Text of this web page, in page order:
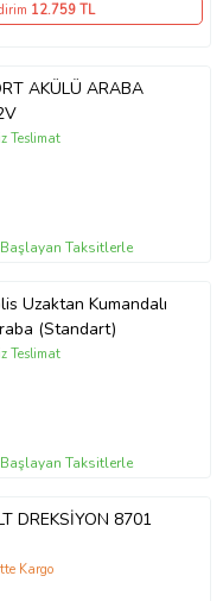
12.759TL
AKÜLÜ ARABA
Teslimat
Taksitlerle
Uzaktan Kumandalı
(Standart)
Teslimat
Taksitlerle
DREKSİYON 8701
Kargo